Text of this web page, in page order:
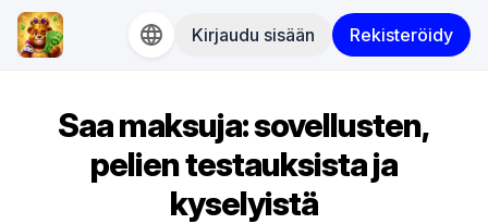
Kirjaudu sisään Rekisteröidy
Saa maksuja: sovellusten,
pelien testauksista ja
kyselyistä